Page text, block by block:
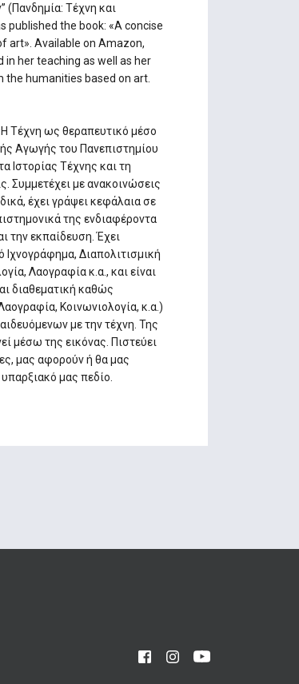
(Πανδημία: Τέχνη και
published the book: «A concise
art». Available on Amazon,
in her teaching as well as her
humanities based on art.
Τέχνη ως θεραπευτικό μέσο
Αγωγής του Πανεπιστημίου
Ιστορίας Τέχνης και τη
Συμμετέχει με ανακοινώσεις
έχει γράψει κεφάλαια σε
της ενδιαφέροντα
την εκπαίδευση. Έχει
Διαπολιτισμική
Λαογραφία κ.α., και είναι
διαθεματική καθώς
Κοινωνιολογία, κ.α.)
με την τέχνη. Της
μέσω της εικόνας. Πιστεύει
μας αφορούν ή θα μας
μας πεδίο.